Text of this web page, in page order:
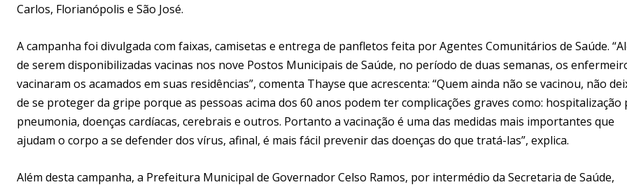
Carlos, Florianópolis e São José.
A campanha foi divulgada com faixas, camisetas e entrega de panfletos feita por Agentes Comunitários de Saúde.
de serem disponibilizadas vacinas nos nove Postos Municipais de Saúde, no período de duas semanas, os
vacinaram os acamados em suas residências”, comenta Thayse que acrescenta: “Quem ainda não se vacinou, não
de se proteger da gripe porque as pessoas acima dos 60 anos podem ter complicações graves como: hospitalização
pneumonia, doenças cardíacas, cerebrais e outros. Portanto a vacinação é uma das medidas mais importantes que
ajudam o corpo a se defender dos vírus, afinal, é mais fácil prevenir das doenças do que tratá-las”, explica.
Além desta campanha, a Prefeitura Municipal de Governador Celso Ramos, por intermédio da Secretaria de Saúde,